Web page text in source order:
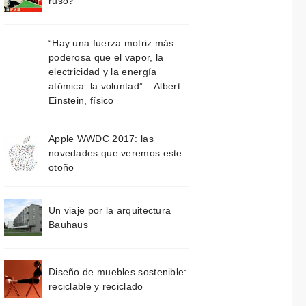
“Hay una fuerza motriz más
poderosa que el vapor, la
electricidad y la energía
atómica: la voluntad” – Albert
Einstein, físico
Apple WWDC 2017: las
novedades que veremos este
otoño
Un viaje por la arquitectura
Bauhaus
Diseño de muebles sostenible:
reciclable y reciclado